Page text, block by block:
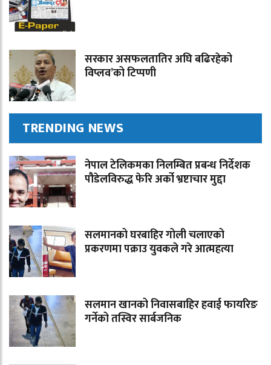
सरकार असफलतातिर अघि बढिरहेको
विप्लव’को टिप्पणी
TRENDING NEWS
नेपाल टेलिकमका निलम्बित प्रबन्ध निर्देशक
पौडेलविरुद्ध फेरि अर्को भ्रष्टाचार मुद्दा
सलमानको घरबाहिर गोली चलाएको
प्रकरणमा पक्राउ युवकले गरे आत्महत्या
सलमान खानको निवासबाहिर हवाई फायरिङ
गर्नेको तस्विर सार्बजनिक